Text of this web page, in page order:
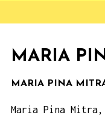
MARIA
MARIA PINA
Maria Pina